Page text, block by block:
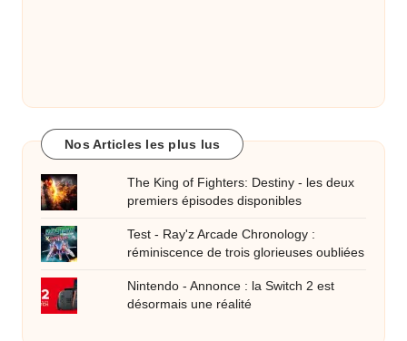
Nos Articles les plus lus
The King of Fighters: Destiny - les deux
premiers épisodes disponibles
Test - Ray'z Arcade Chronology :
réminiscence de trois glorieuses oubliées
Nintendo - Annonce : la Switch 2 est
désormais une réalité